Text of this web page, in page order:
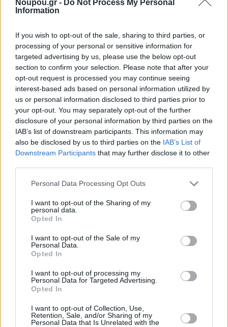
Noupou.gr - Do Not Process My Personal
Information
If you wish to opt-out of the sale, sharing to third parties, or
processing of your personal or sensitive information for
targeted advertising by us, please use the below opt-out
section to confirm your selection. Please note that after your
opt-out request is processed you may continue seeing
interest-based ads based on personal information utilized by
us or personal information disclosed to third parties prior to
your opt-out. You may separately opt-out of the further
disclosure of your personal information by third parties on the
IAB’s list of downstream participants. This information may
also be disclosed by us to third parties on the IAB’s List of
Downstream Participants that may further disclose it to other
Please note that this website/app uses one or more Google
not limited to your visit or usage behaviour. You may click to
grant or deny consent to Google and its third-party tags to
use your data for below specified purposes in below Google
consent section.
Personal Data Processing Opt Outs
I want to opt-out of the Sharing of my
personal data.
Opted In
I want to opt-out of the Sale of my
Personal Data.
Opted In
I want to opt-out of processing my
Personal Data for Targeted Advertising.
Opted In
I want to opt-out of Collection, Use,
Retention, Sale, and/or Sharing of my
Personal Data that Is Unrelated with the
από τους Κουλουράδες της Βάρης